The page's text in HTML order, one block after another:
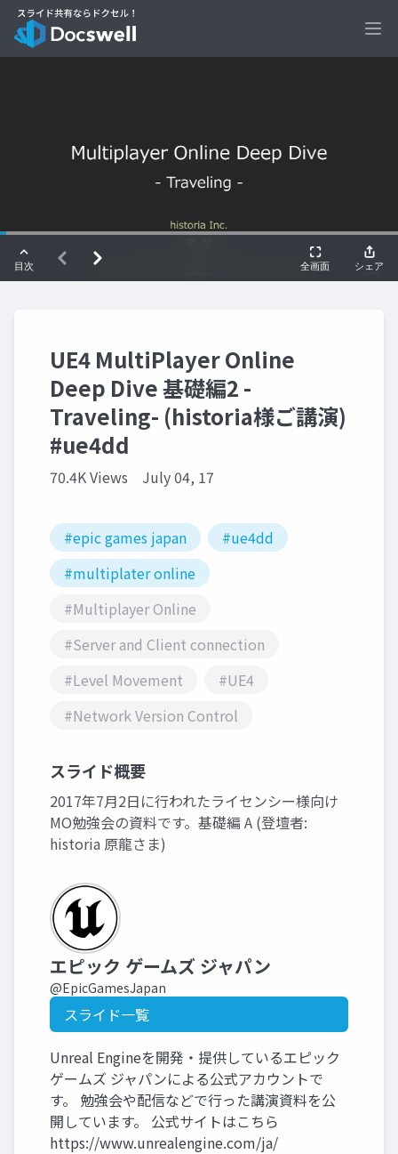
UE4 MultiPlayer Online
Deep Dive 基礎編2 -
Traveling- (historia様ご講演)
#ue4dd
70.4K Views July 04, 17
#epic games japan
#ue4dd
#multiplater online
#Multiplayer Online
#Server and Client connection
#Level Movement
#UE4
#Network Version Control
スライド概要
2017年7月2日に行われたライセンシー様向け
MO勉強会の資料です。基礎編 A (登壇者:
historia 原龍さま)
エピック ゲームズ ジャパン
@EpicGamesJapan
スライド一覧
Unreal Engineを開発・提供しているエピック
ゲームズ ジャパンによる公式アカウントで
す。 勉強会や配信などで行った講演資料を公
開しています。 公式サイトはこちら
https://www.unrealengine.com/ja/